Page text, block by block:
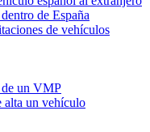
de España
de vehículos
un VMP
alta un vehículo